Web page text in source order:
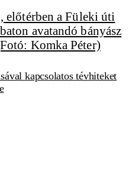
kapcsolatos tévhiteket